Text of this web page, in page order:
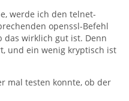
werde ich den telnet-
openssl-Befehl
das wirklich gut ist. Denn
und ein wenig kryptisch ist
mal testen konnte, ob der